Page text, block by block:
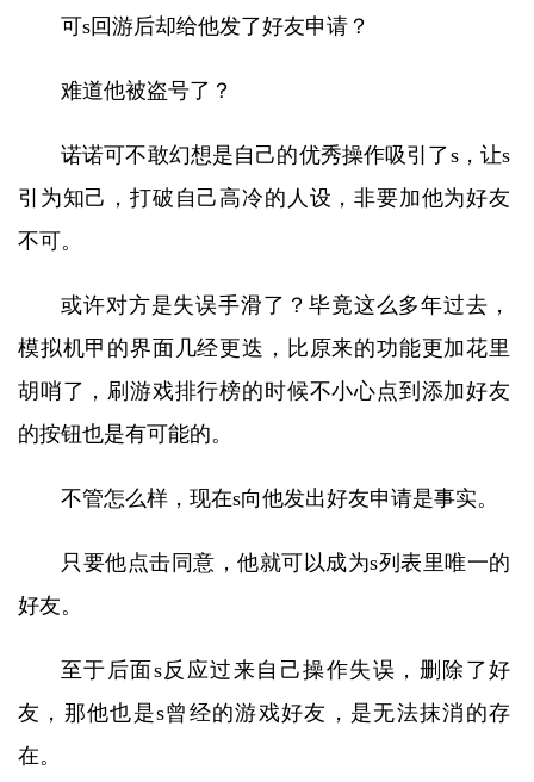
可s回游后却给他发了好友申请？
难道他被盗号了？
诺诺可不敢幻想是自己的优秀操作吸引了s，让s
引为知己，打破自己高冷的人设，非要加他为好友
不可。
或许对方是失误手滑了？毕竟这么多年过去，
模拟机甲的界面几经更迭，比原来的功能更加花里
胡哨了，刷游戏排行榜的时候不小心点到添加好友
的按钮也是有可能的。
不管怎么样，现在s向他发出好友申请是事实。
只要他点击同意，他就可以成为s列表里唯一的
好友。
至于后面s反应过来自己操作失误，删除了好
友，那他也是s曾经的游戏好友，是无法抹消的存
在。